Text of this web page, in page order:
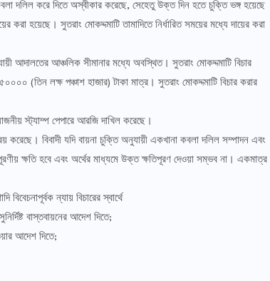
দলিল করে দিতে অস্বীকার করেছে, সেহেতু উক্ত দিন হতে চুক্তি ভঙ্গ হয়েছে
হয়েছে। সুতরাং মোকদ্দমাটি তামাদিতে নির্ধারিত সময়ের মধ্যে দায়ের করা
আদালতের আঞ্চলিক সীমানার মধ্যে অবস্থিত। সুতরাং মোকদ্দমাটি বিচার
(তিন লক্ষ পঞ্চাশ হাজার) টাকা মাত্র। সুতরাং মোকদ্দমাটি বিচার করার
স্ট্যাম্প পেপারে আরজি দাখিল করেছে।
বিবাদী যদি বায়না চুক্তি অনুযায়ী একখানা কবলা দলিল সম্পাদন এবং
ক্ষতি হবে এবং অর্থের মাধ্যমে উক্ত ক্ষতিপূরণ দেওয়া সম্ভব না। একমাত্র
ন্যায় বিচারের স্বার্থে
বাস্তবায়নের আদেশ দিতে;
আদেশ দিতে;